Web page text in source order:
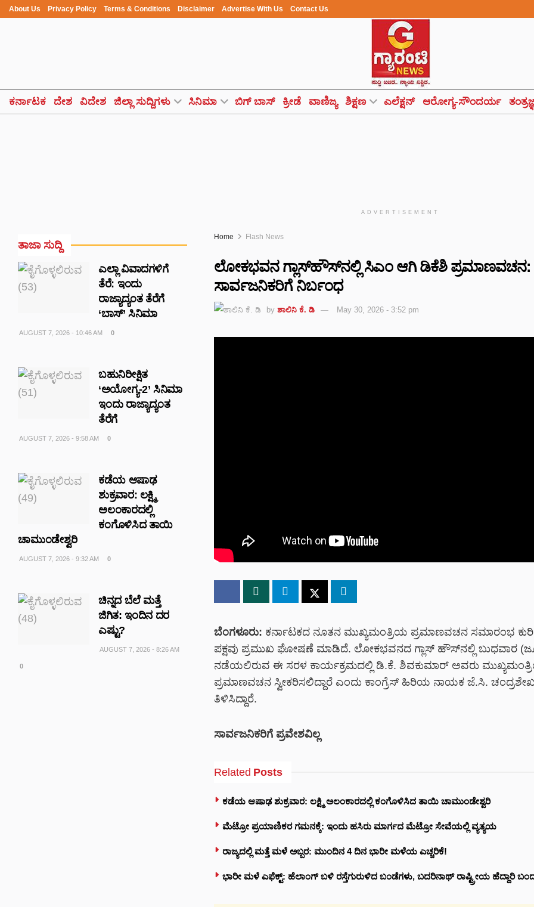
About Us Privacy Policy Terms & Conditions Disclaimer Advertise With Us Contact Us
ಕರ್ನಾಟಕ ದೇಶ ವಿದೇಶ ಜಿಲ್ಲಾ ಸುದ್ದಿಗಳು ಸಿನಿಮಾ ಬಿಗ್ ಬಾಸ್ ಕ್ರೀಡೆ ವಾಣಿಜ್ಯ ಶಿಕ್ಷಣ ಎಲೆಕ್ಷನ್ ಆರೋಗ್ಯ-ಸೌಂದರ್ಯ
ADVERTISEMENT
Home Flash News
ಲೋಕಭವನ ಗ್ಲಾಸ್‌ಹೌಸ್‌ನಲ್ಲಿ ಸಿಎಂ ಆಗಿ ಡಿಕೆಶಿ ಪ್ರಮಾಣವಚನ:
ಸಾರ್ವಜನಿಕರಿಗೆ ನಿರ್ಬಂಧ
by ಶಾಲಿನಿ ಕೆ. ಡಿ May 30, 2026 - 3:52 pm
ಬೆಂಗಳೂರು: ಕರ್ನಾಟಕದ ನೂತನ ಮುಖ್ಯಮಂತ್ರಿಯ ಪ್ರಮಾಣವಚನ ಸಮಾರಂಭ
ಪಕ್ಷವು ಪ್ರಮುಖ ಘೋಷಣೆ ಮಾಡಿದೆ. ಲೋಕಭವನದ ಗ್ಲಾಸ್ ಹೌಸ್‌ನಲ್ಲಿ ಬುಧವಾರ
ನಡೆಯಲಿರುವ ಈ ಸರಳ ಕಾರ್ಯಕ್ರಮದಲ್ಲಿ ಡಿ.ಕೆ. ಶಿವಕುಮಾರ್ ಅವರು
ಪ್ರಮಾಣವಚನ ಸ್ವೀಕರಿಸಲಿದ್ದಾರೆ ಎಂದು ಕಾಂಗ್ರೆಸ್ ಹಿರಿಯ ನಾಯಕ ಜೆ.ಸಿ.
ತಿಳಿಸಿದ್ದಾರೆ.
ಸಾರ್ವಜನಿಕರಿಗೆ ಪ್ರವೇಶವಿಲ್ಲ
Related Posts
ಕಡೆಯ ಆಷಾಢ ಶುಕ್ರವಾರ: ಲಕ್ಷ್ಮಿ ಅಲಂಕಾರದಲ್ಲಿ ಕಂಗೊಳಿಸಿದ ತಾಯಿ ಚಾಮುಂಡೇಶ್ವರಿ
ಮೆಟ್ರೋ ಪ್ರಯಾಣಿಕರ ಗಮನಕ್ಕೆ: ಇಂದು ಹಸಿರು ಮಾರ್ಗದ ಮೆಟ್ರೋ ಸೇವೆಯಲ್ಲಿ ವ್ಯತ್ಯಯ
ರಾಜ್ಯದಲ್ಲಿ ಮತ್ತೆ ಮಳೆ ಅಬ್ಬರ: ಮುಂದಿನ 4 ದಿನ ಭಾರೀ ಮಳೆಯ ಎಚ್ಚರಿಕೆ!
ಭಾರೀ ಮಳೆ ಎಫೆಕ್ಟ್‌: ಹೆಲಾಂಗ್ ಬಳಿ ರಸ್ತೆಗುರುಳಿದ ಬಂಡೆಗಳು, ಬದರಿನಾಥ್‌ ರಾಷ್ಟ್ರೀಯ ಹೆದ್ದಾರಿ
ತಾಜಾ ಸುದ್ದಿ
ಎಲ್ಲಾ ವಿವಾದಗಳಿಗೆ
ತೆರೆ: ಇಂದು
ರಾಜ್ಯಾದ್ಯಂತ ತೆರೆಗೆ
‘ಬಾಸ್’ ಸಿನಿಮಾ
AUGUST 7, 2026 - 10:46 AM 0
ಬಹುನಿರೀಕ್ಷಿತ
‘ಅಯೋಗ್ಯ-2’ ಸಿನಿಮಾ
ಇಂದು ರಾಜ್ಯಾದ್ಯಂತ
ತೆರೆಗೆ
AUGUST 7, 2026 - 9:58 AM 0
ಕಡೆಯ ಆಷಾಢ
ಶುಕ್ರವಾರ: ಲಕ್ಷ್ಮಿ
ಅಲಂಕಾರದಲ್ಲಿ
ಕಂಗೊಳಿಸಿದ ತಾಯಿ
ಚಾಮುಂಡೇಶ್ವರಿ
AUGUST 7, 2026 - 9:32 AM 0
ಚಿನ್ನದ ಬೆಲೆ ಮತ್ತೆ
ಜಿಗಿತ: ಇಂದಿನ ದರ
ಎಷ್ಟು?
AUGUST 7, 2026 - 8:26 AM
0